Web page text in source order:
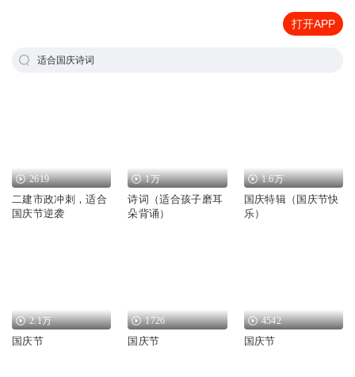
打开APP
适合国庆诗词
2619
二建市政冲刺，适合
国庆节逆袭
1万
诗词（适合孩子磨耳
朵背诵）
1.6万
国庆特辑（国庆节快
乐）
2.1万
国庆节
1726
国庆节
4542
国庆节